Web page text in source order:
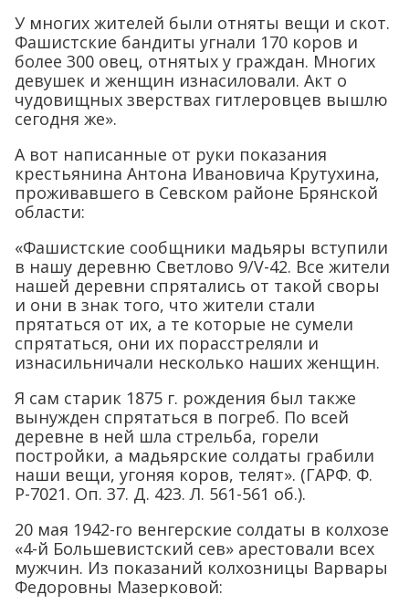
У многих жителей были отняты вещи и скот.
Фашистские бандиты угнали 170 коров и
более 300 овец, отнятых у граждан. Многих
девушек и женщин изнасиловали. Акт о
чудовищных зверствах гитлеровцев вышлю
сегодня же».
А вот написанные от руки показания
крестьянина Антона Ивановича Крутухина,
проживавшего в Севском районе Брянской
области:
«Фашистские сообщники мадьяры вступили
в нашу деревню Светлово 9/V-42. Все жители
нашей деревни спрятались от такой своры
и они в знак того, что жители стали
прятаться от их, а те которые не сумели
спрятаться, они их порасстреляли и
изнасильничали несколько наших женщин.
Я сам старик 1875 г. рождения был также
вынужден спрятаться в погреб. По всей
деревне в ней шла стрельба, горели
постройки, а мадьярские солдаты грабили
наши вещи, угоняя коров, телят». (ГАРФ. Ф.
Р-7021. Оп. 37. Д. 423. Л. 561-561 об.).
20 мая 1942-го венгерские солдаты в колхозе
«4-й Большевистский сев» арестовали всех
мужчин. Из показаний колхозницы Варвары
Федоровны Мазерковой: